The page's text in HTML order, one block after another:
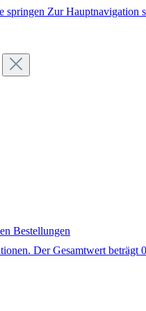
springen Zur Hauptnavigation
Bestellungen
Der Gesamtwert beträgt